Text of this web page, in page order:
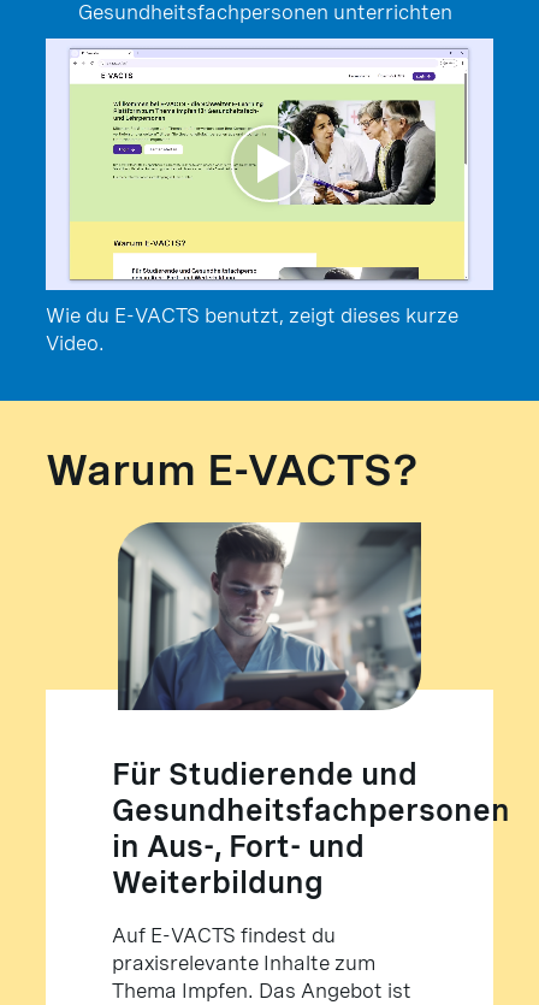
Gesundheitsfachpersonen unterrichten
Wie du E-VACTS benutzt, zeigt dieses kurze
Video.
Warum E-VACTS?
Für Studierende und
Gesundheitsfachpersonen
in Aus-, Fort- und
Weiterbildung
Auf E-VACTS findest du
praxisrelevante Inhalte zum
Thema Impfen. Das Angebot ist